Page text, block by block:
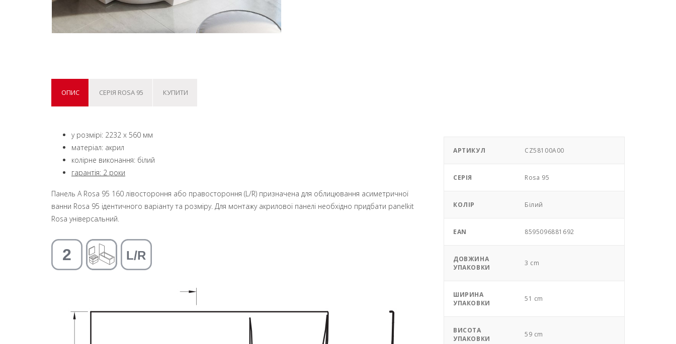
ОПИС СЕРІЯ ROSA 95 КУПИТИ
у розмірі: 2232 x 560 мм
матеріал: акрил
колірне виконання: білий
гарантія: 2 роки
Панель A Rosa 95 160 лівостороння або правостороння (L/R) призначена для облицювання асиметричної
ванни Rosa 95 ідентичного варіанту та розміру. Для монтажу акрилової панелі необхідно придбати panelkit
Rosa універсальний.
АРТИКУЛ CZ58100A00
СЕРІЯ Rosa 95
КОЛІР Білий
EAN 8595096881692
ДОВЖИНА
УПАКОВКИ
3 cm
ШИРИНА
УПАКОВКИ
51 cm
ВИСОТА
УПАКОВКИ
59 cm